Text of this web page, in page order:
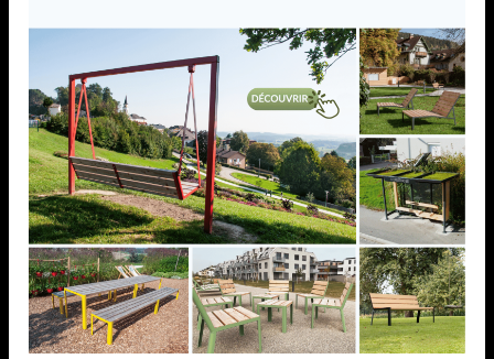
SPHERE CREUSE
D50X2,0MM, INSERT
M6,AISI316 BROSSE